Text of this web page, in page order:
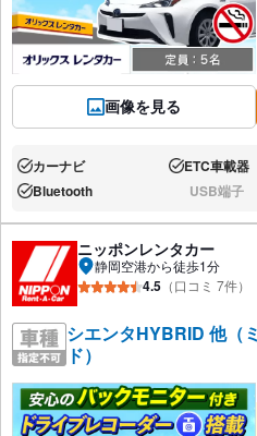
画像を見る
あり:カーナビ あり:ETC車載器
あり:Bluetooth なし:USB端子
ニッポンレンタカー
静岡空港から徒歩1分
4.5 （口コミ 7件）
シエンタHYBRID 他（
ド）